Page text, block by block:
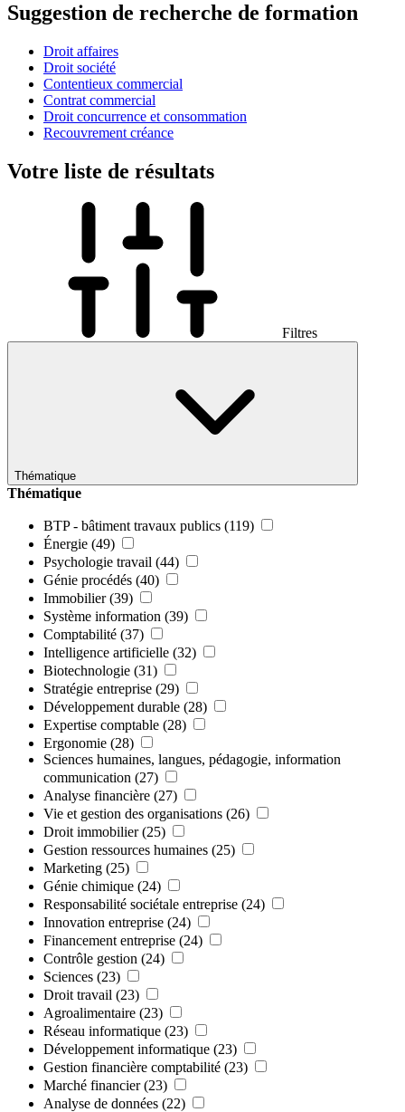
Suggestion de recherche de formation
Droit affaires
Droit société
Contentieux commercial
Contrat commercial
Droit concurrence et consommation
Recouvrement créance
Votre liste de résultats
Filtres
Thématique
Thématique
BTP - bâtiment travaux publics (119)
Énergie (49)
Psychologie travail (44)
Génie procédés (40)
Immobilier (39)
Système information (39)
Comptabilité (37)
Intelligence artificielle (32)
Biotechnologie (31)
Stratégie entreprise (29)
Développement durable (28)
Expertise comptable (28)
Ergonomie (28)
Sciences humaines, langues, pédagogie, information
communication (27)
Analyse financière (27)
Vie et gestion des organisations (26)
Droit immobilier (25)
Gestion ressources humaines (25)
Marketing (25)
Génie chimique (24)
Responsabilité sociétale entreprise (24)
Innovation entreprise (24)
Financement entreprise (24)
Contrôle gestion (24)
Sciences (23)
Droit travail (23)
Agroalimentaire (23)
Réseau informatique (23)
Développement informatique (23)
Gestion financière comptabilité (23)
Marché financier (23)
Analyse de données (22)